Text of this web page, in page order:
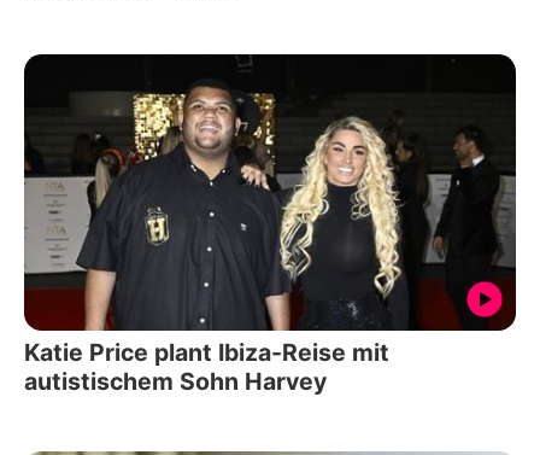
Katie Price plant Ibiza-Reise mit
autistischem Sohn Harvey